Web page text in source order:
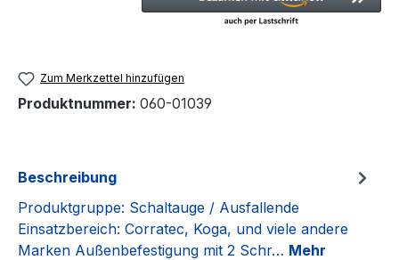
Zum Merkzettel hinzufügen
Produktnummer: 060-01039
Beschreibung
Produktgruppe: Schaltauge / Ausfallende
Einsatzbereich: Corratec, Koga, und viele andere
Marken Außenbefestigung mit 2 Schr… Mehr